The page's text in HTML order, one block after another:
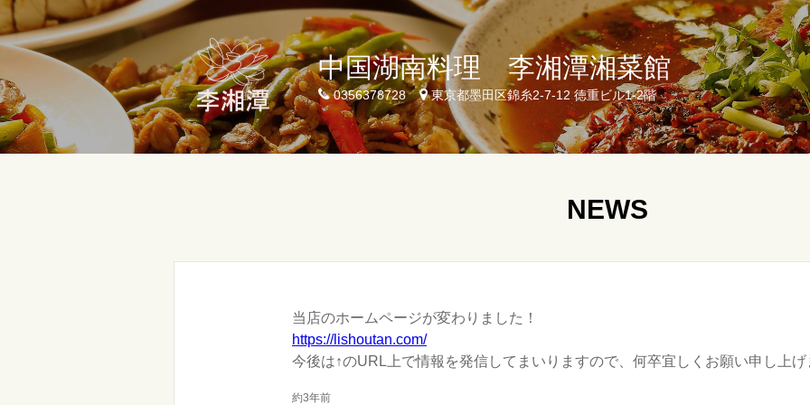
中国湖南料理 李湘潭湘菜館
0356378728 東京都墨田区錦糸2-7-12 徳重ビル1-2階
NEWS
当店のホームページが変わりました！
https://lishoutan.com/
今後は↑のURL上で情報を発信してまいりますので、何卒宜しくお願い申し上げ
約3年前